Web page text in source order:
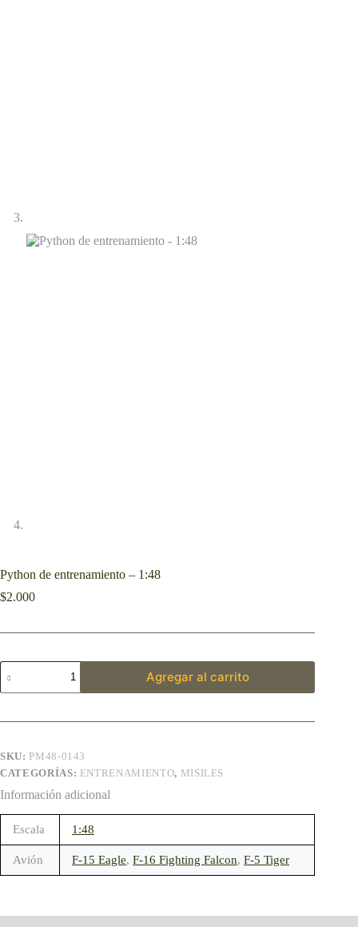
Python de entrenamiento – 1:48
$2.000
Agregar al carrito
SKU: PM48-0143
CATEGORÍAS: ENTRENAMIENTO, MISILES
Información adicional
Escala 1:48
Avión F-15 Eagle, F-16 Fighting Falcon, F-5 Tiger